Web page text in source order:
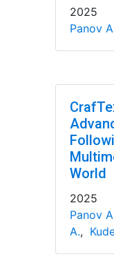
2025
Panov
World
2025
Panov
A.,